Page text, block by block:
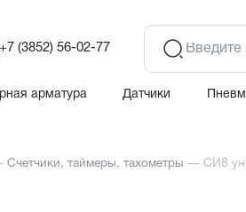
+7 (3852) 56-02-77
арматура Датчики
Счетчики, таймеры, тахометры — СИ8